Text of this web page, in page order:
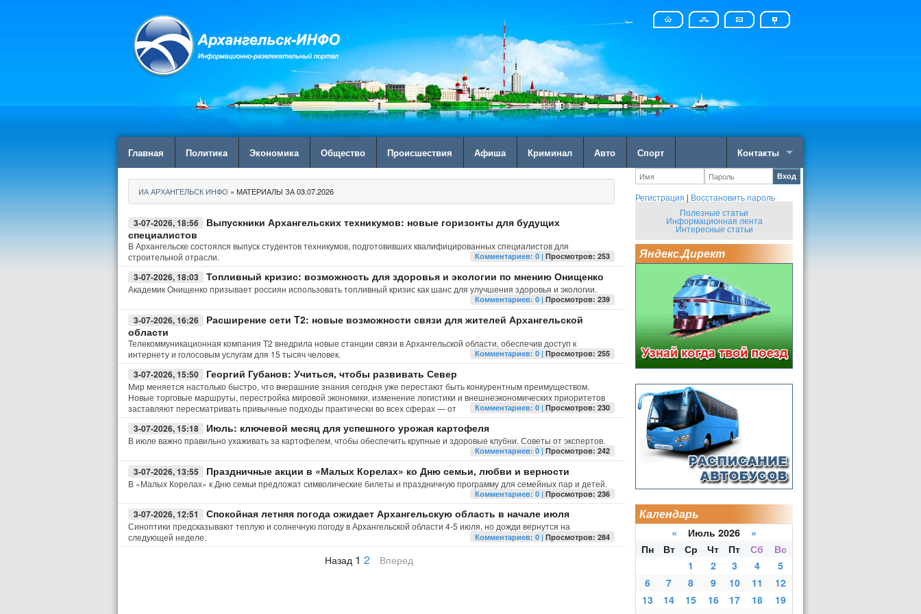
Главная Политика Экономика Общество Происшествия Афиша Криминал Авто Спорт Контакты
ИА АРХАНГЕЛЬСК ИНФО » МАТЕРИАЛЫ ЗА 03.07.2026
3-07-2026, 18:56
Выпускники Архангельских техникумов: новые горизонты для будущих
специалистов
В Архангельске состоялся выпуск студентов техникумов, подготовивших квалифицированных специалистов для
строительной отрасли.
Комментариев: 0 |Просмотров: 253
3-07-2026, 18:03 Топливный кризис: возможность для здоровья и экологии по мнению Онищенко
Академик Онищенко призывает россиян использовать топливный кризис как шанс для улучшения здоровья и экологии.
Комментариев: 0 |Просмотров: 239
3-07-2026, 16:26
Расширение сети T2: новые возможности связи для жителей Архангельской
области
Телекоммуникационная компания T2 внедрила новые станции связи в Архангельской области, обеспечив доступ к
интернету и голосовым услугам для 15 тысяч человек.
Комментариев: 0 |Просмотров: 255
3-07-2026, 15:50 Георгий Губанов: Учиться, чтобы развивать Север
Мир меняется настолько быстро, что вчерашние знания сегодня уже перестают быть конкурентным преимуществом.
Новые торговые маршруты, перестройка мировой экономики, изменение логистики и внешнеэкономических приоритетов
заставляют пересматривать привычные подходы практически во всех сферах — от
Комментариев: 0 |Просмотров: 230
3-07-2026, 15:18 Июль: ключевой месяц для успешного урожая картофеля
В июле важно правильно ухаживать за картофелем, чтобы обеспечить крупные и здоровые клубни. Советы от экспертов.
Комментариев: 0 |Просмотров: 242
3-07-2026, 13:55 Праздничные акции в «Малых Корелах» ко Дню семьи, любви и верности
В «Малых Корелах» к Дню семьи предложат символические билеты и праздничную программу для семейных пар и детей.
Комментариев: 0 |Просмотров: 236
3-07-2026, 12:51 Спокойная летняя погода ожидает Архангельскую область в начале июля
Синоптики предсказывают теплую и солнечную погоду в Архангельской области 4-5 июля, но дожди вернутся на
следующей неделе.
Комментариев: 0 |Просмотров: 284
Назад 1 2 Вперед
Вход
Регистрация | Восстановить пароль
Полезные статьи
Информационная лента
Интересные статьи
Яндекс.Директ
Календарь
« Июль 2026 »
Пн
Вт Ср Чт Пт Сб
Вс
1
2 3 4
5
6
7 8 9 10 11
12
13
14 15 16 17 18
19